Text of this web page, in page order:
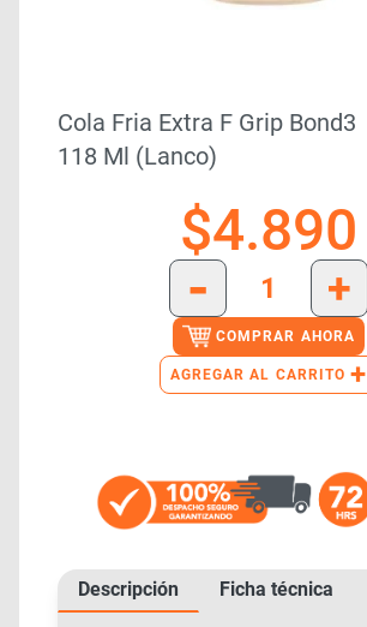
Cola Fria Extra F Grip Bond3
118 Ml (lanco)
$4.890
-
+
COMPRAR AHORA
AGREGAR AL CARRITO +
Descripción Ficha técnica